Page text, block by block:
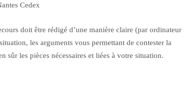
Cedex
doit être rédigé d’une manière claire (par ordinateur
les arguments vous permettant de contester la
sûr les pièces nécessaires et liées à votre situation.